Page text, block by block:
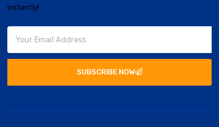
instantly!
SUBSCRIBE NOW